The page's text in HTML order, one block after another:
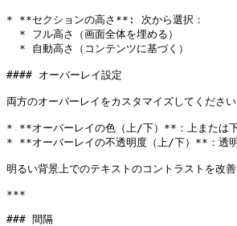
* **セクションの高さ**: 次から選択：
#### オーバーレイ設定
両方のオーバーレイをカスタマイズしてく
* **オーバーレイの色（上/下）**：上または
* **オーバーレイの不透明度（上/下）**：透
明るい背景上でのテキストのコントラストを改
***
### 間隔